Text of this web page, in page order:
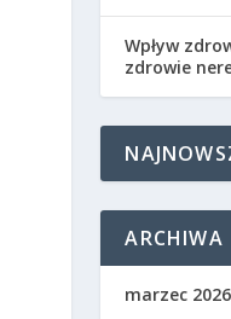
Wpływ
zdrowie
ARCHIWA
marzec 2026